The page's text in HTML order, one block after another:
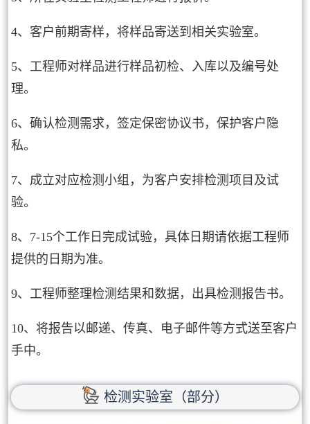
4、客户前期寄样，将样品寄送到相关实验室。
5、工程师对样品进行样品初检、入库以及编号处
理。
6、确认检测需求，签定保密协议书，保护客户隐
私。
7、成立对应检测小组，为客户安排检测项目及试
验。
8、7-15个工作日完成试验，具体日期请依据工程师
提供的日期为准。
9、工程师整理检测结果和数据，出具检测报告书。
10、将报告以邮递、传真、电子邮件等方式送至客户
手中。
检测实验室（部分）